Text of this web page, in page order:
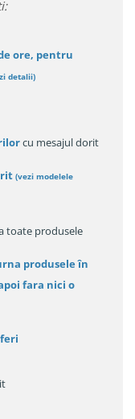
ore, pentru
detalii)
cu mesajul dorit
(vezi modelele
toate produsele
produsele în
fara nici o